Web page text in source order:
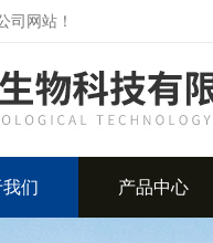
司网站！
们 产品中心